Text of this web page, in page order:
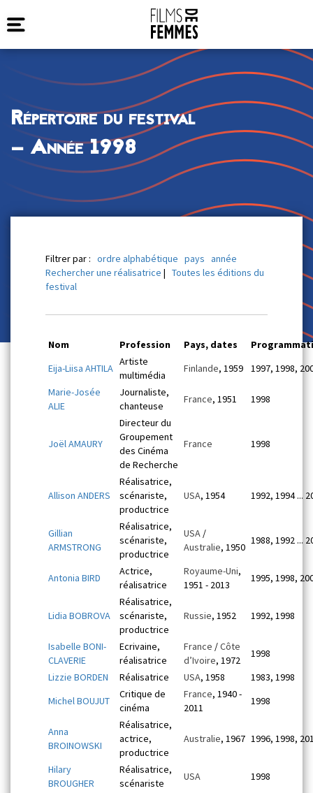
Répertoire du festival
— Année 1998
Filtrer par : ordre alphabétique pays année
Rechercher une réalisatrice | Toutes les éditions du
festival
Nom Profession Pays, dates
Eija-Liisa AHTILA
Artiste
multimédia
Finlande, 1959
1997, 1998,
Marie-Josée
ALIE
Journaliste,
chanteuse
France, 1951 1998
Joël AMAURY
Directeur du
Groupement
des Cinéma
de Recherche
France 1998
Allison ANDERS
Réalisatrice,
scénariste,
productrice
USA, 1954 1992, 1994 ...
Gillian
ARMSTRONG
Réalisatrice,
scénariste,
productrice
USA /
Australie, 1950
1988, 1992 ...
Antonia BIRD
Actrice,
réalisatrice
Royaume-Uni,
1951 - 2013
1995, 1998,
Lidia BOBROVA
Réalisatrice,
scénariste,
productrice
Russie, 1952 1992, 1998
Isabelle BONI-
CLAVERIE
Ecrivaine,
réalisatrice
France /Côte
d’Ivoire, 1972
1998
Lizzie BORDEN
Réalisatrice USA, 1958
1983, 1998
Michel BOUJUT
Critique de
cinéma
France, 1940 -
2011
1998
Anna
BROINOWSKI
Réalisatrice,
actrice,
productrice
Australie, 1967 1996, 1998,
Hilary
BROUGHER
Réalisatrice,
scénariste
USA 1998